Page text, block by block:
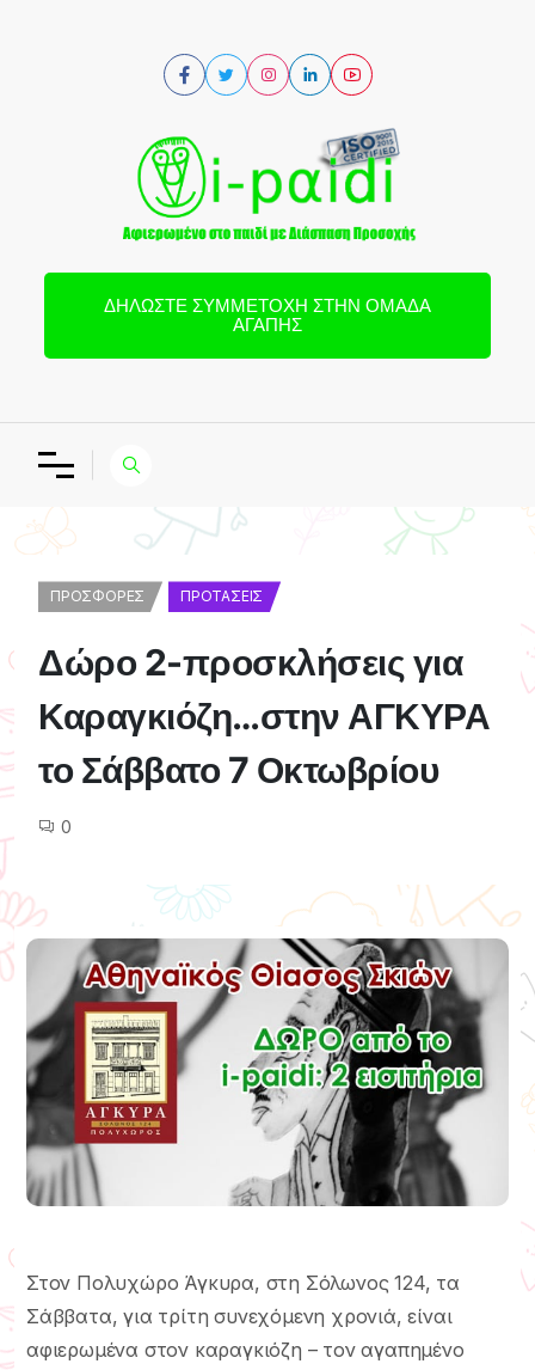
ΔΗΛΏΣΤΕ ΣΥΜΜΕΤΟΧΉ ΣΤΗΝ ΟΜΆΔΑ
ΑΓΆΠΗΣ
ΠΡΟΣΦΟΡΈΣ ΠΡΟΤΆΣΕΙΣ
Δώρο 2-προσκλήσεις για
Καραγκιόζη…στην ΑΓΚΥΡΑ
το Σάββατο 7 Οκτωβρίου
0
Στον Πολυχώρο Άγκυρα, στη Σόλωνος 124, τα
Σάββατα, για τρίτη συνεχόμενη χρονιά, είναι
αφιερωμένα στον καραγκιόζη – τον αγαπημένο